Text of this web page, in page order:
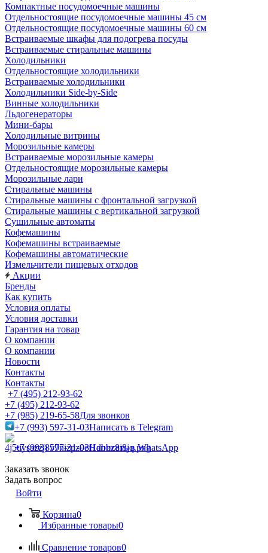
Компактные посудомоечные машины
Отдельностоящие посудомоечные машины 45 см
Отдельностоящие посудомоечные машины 60 см
Встраиваемые шкафы для подогрева посуды
Встраиваемые стиральные машины
Холодильники
Отдельностоящие холодильники
Встраиваемые холодильники
Холодильники Side-by-Side
Винные холодильники
Льдогенераторы
Мини-бары
Холодильные витрины
Морозильные камеры
Встраиваемые морозильные камеры
Отдельностоящие морозильные камеры
Морозильные лари
Стиральные машины
Стиральные машины с фронтальной загрузкой
Стиральные машины с вертикальной загрузкой
Сушильные автоматы
Кофемашины
Кофемашины встраиваемые
Кофемашины автоматические
Измельчители пищевых отходов
Акции
Бренды
Как купить
Условия оплаты
Условия доставки
Гарантия на товар
О компании
О компании
Новости
Контакты
Контакты
+7 (495) 212-93-62
+7 (495) 212-93-62
+7 (985) 219-65-58Для звонков
+7 (993) 597-31-03Написать в Telegram
+7 (993) 597-31-03Написать в WhatsApp
Заказать звонок
Задать вопрос
Войти
Корзина0
Избранные товары0
Сравнение товаров0